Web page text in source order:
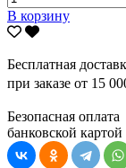
В корзину
Бесплатная
при заказе от 15
Безопасная оплата
банковской картой